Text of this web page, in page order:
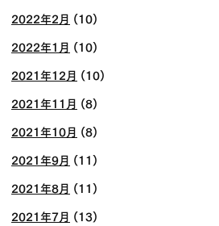
2022年2月 (10)
2022年1月 (10)
2021年12月 (10)
2021年11月 (8)
2021年10月 (8)
2021年9月 (11)
2021年8月 (11)
2021年7月 (13)